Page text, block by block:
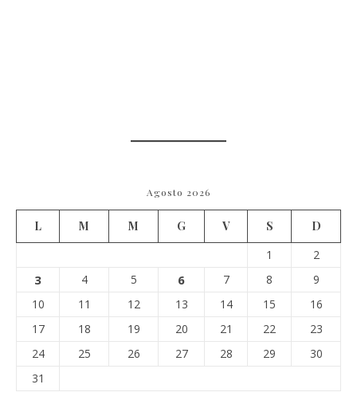
Agosto 2026
L M M G V S
D
1
2
3 4 5 6 7 8
9
10
11 12 13 14 15
16
17
18 19 20 21 22
23
24
25 26 27 28 29
30
31